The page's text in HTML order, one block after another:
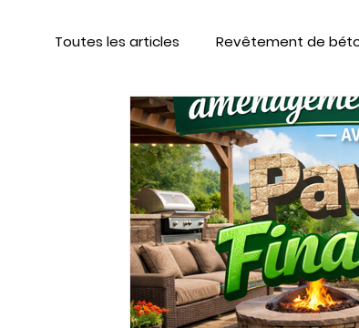
Toutes les articles Revêtement de